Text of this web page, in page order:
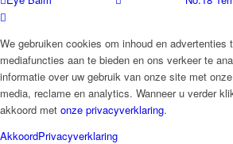
We gebruiken cookies om inhoud en advertenties
mediafuncties aan te bieden en ons verkeer te
informatie over uw gebruik van onze site met
media, reclame en analytics. Wanneer u verder
akkoord met onze privacyverklaring.
AkkoordPrivacyverklaring